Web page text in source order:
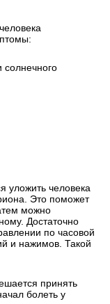
уложить человека
Это поможет
можно
Достаточно
по часовой
и нажимов. Такой
принять
болеть у